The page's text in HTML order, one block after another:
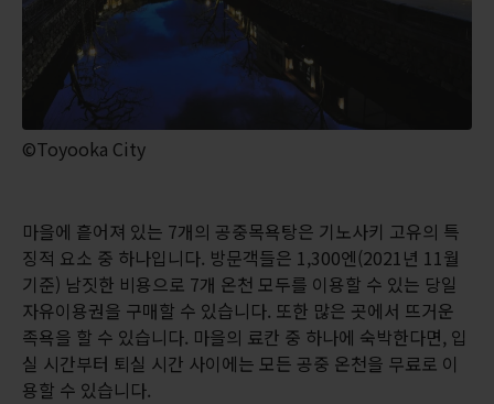
©Toyooka City
마을에 흩어져 있는 7개의 공중목욕탕은 기노사키 고유의 특
징적 요소 중 하나입니다. 방문객들은 1,300엔(2021년 11월
기준) 남짓한 비용으로 7개 온천 모두를 이용할 수 있는 당일
자유이용권을 구매할 수 있습니다. 또한 많은 곳에서 뜨거운
족욕을 할 수 있습니다. 마을의 료칸 중 하나에 숙박한다면, 입
실 시간부터 퇴실 시간 사이에는 모든 공중 온천을 무료로 이
용할 수 있습니다.